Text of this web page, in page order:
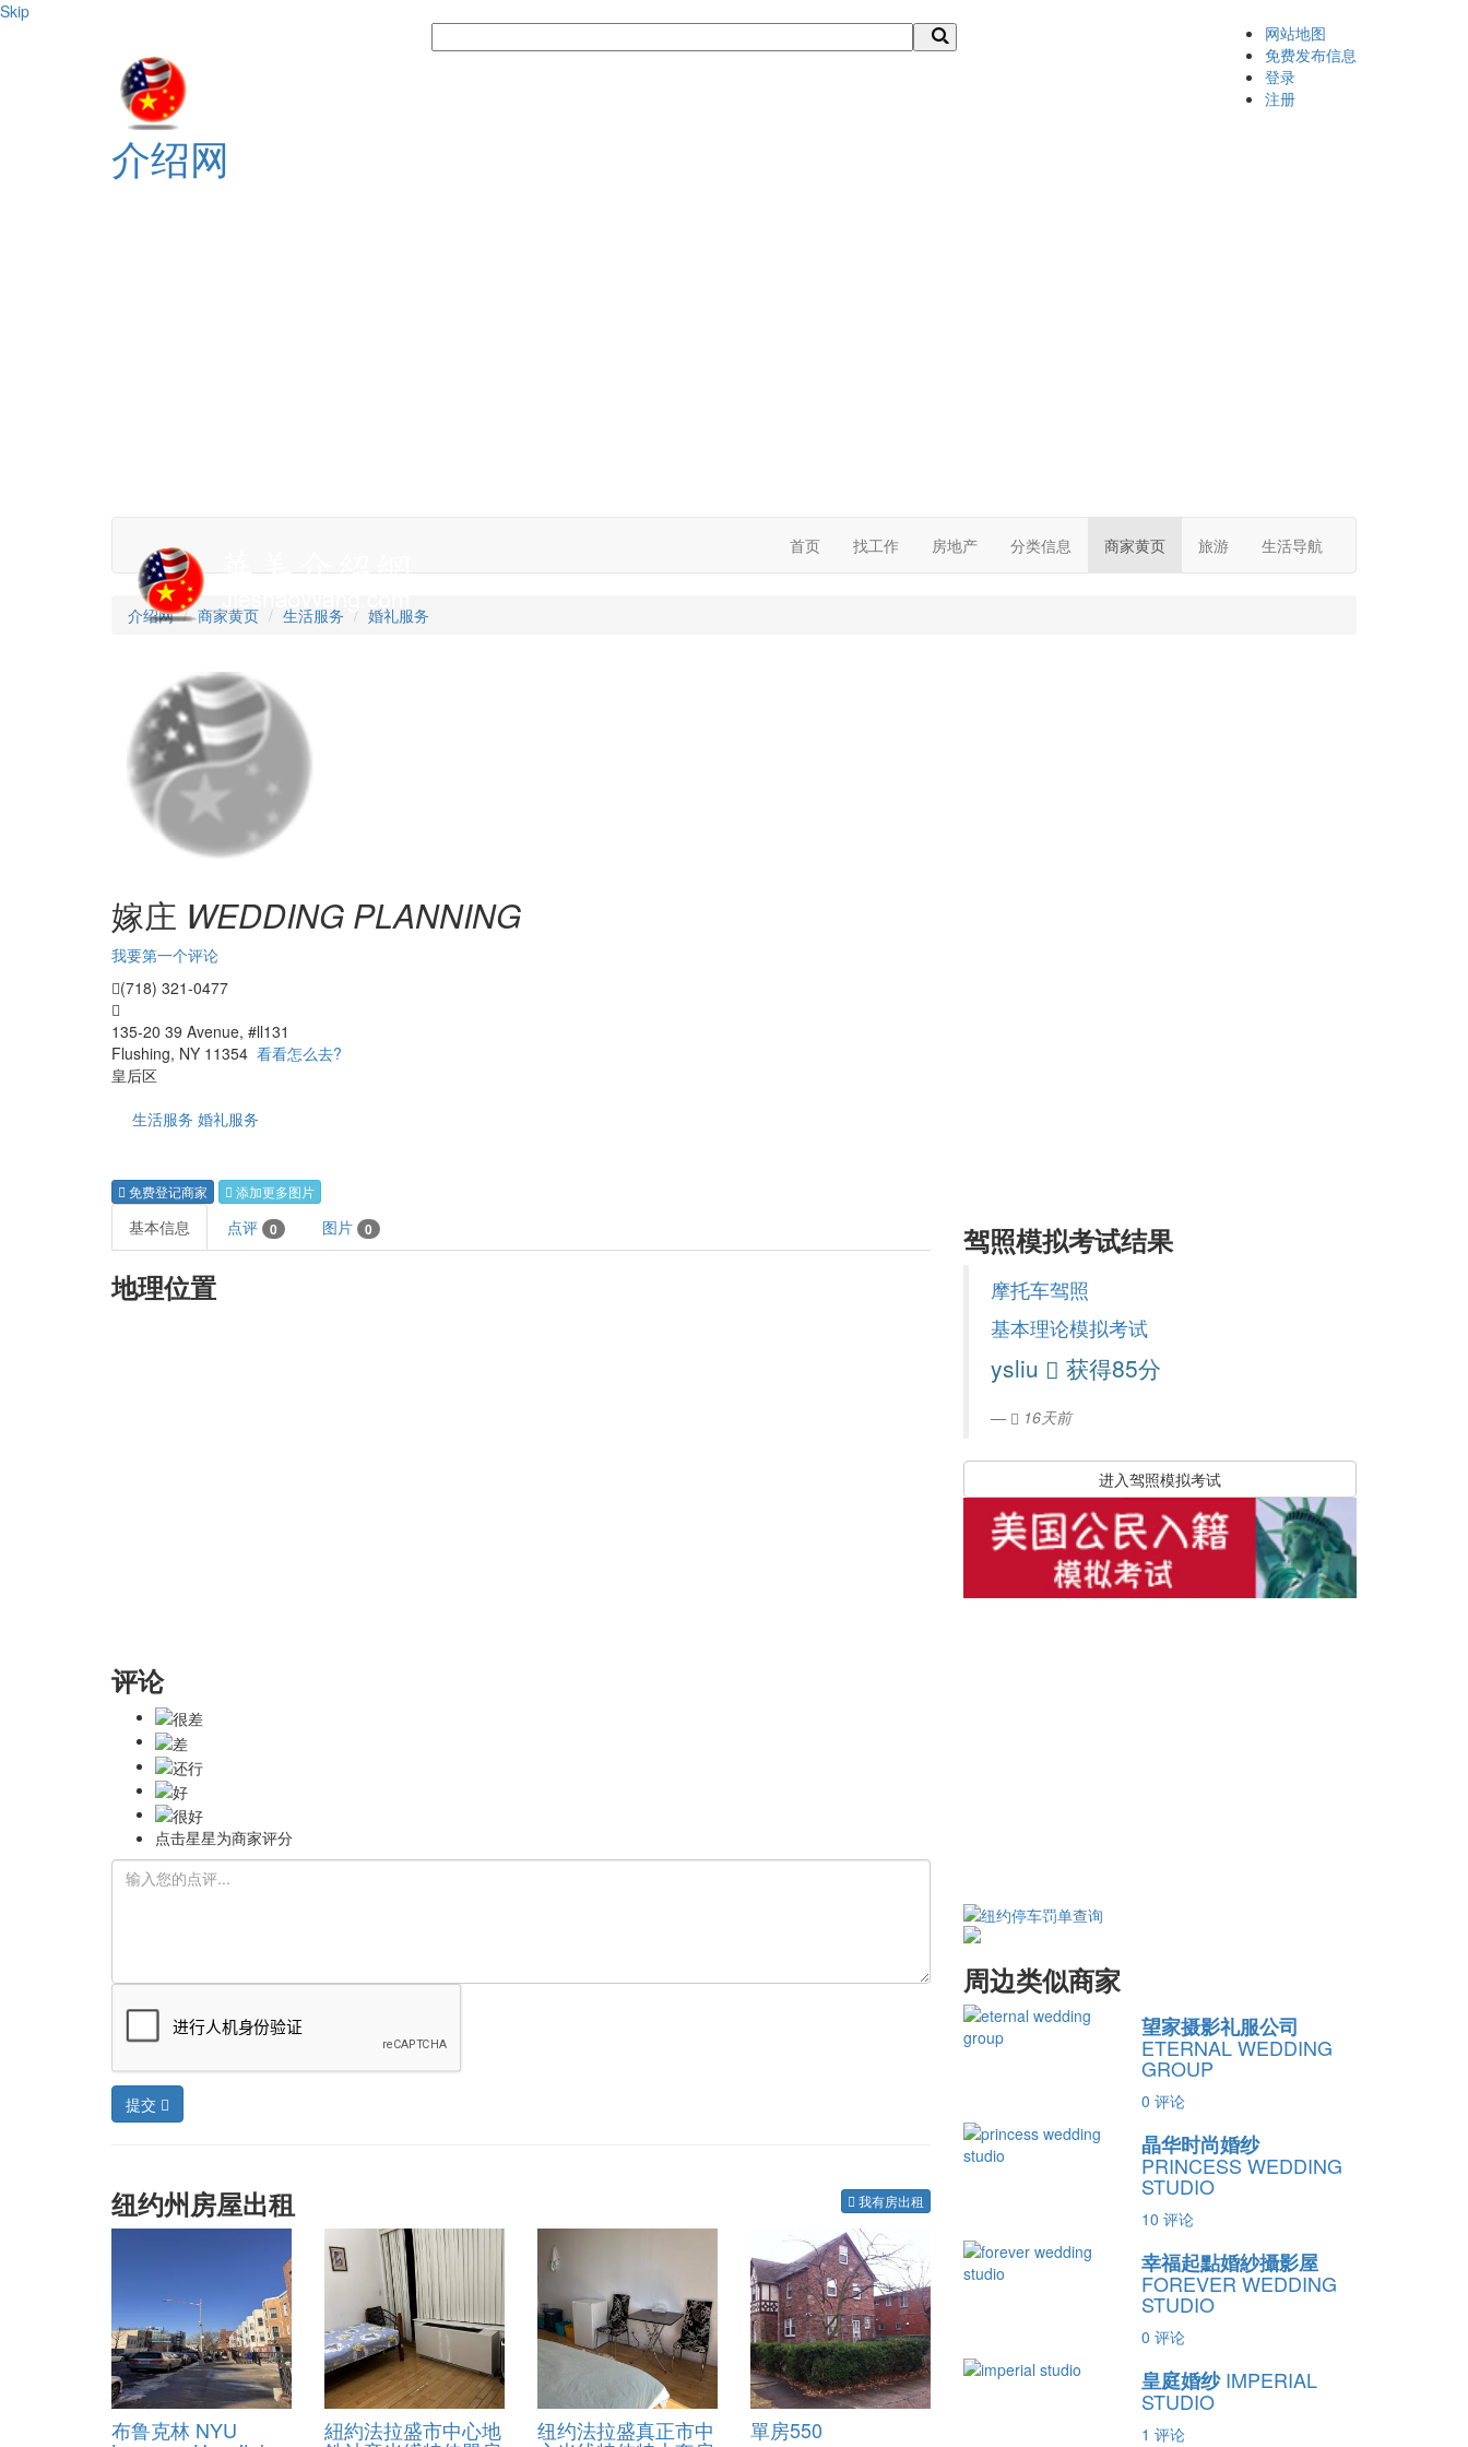
Skip
介绍网
网站地图
免费发布信息
登录
注册
首页 找工作 房地产 分类信息 商家黄页 旅游 生活导航
介绍网 商家黄页 生活服务 婚礼服务
嫁庄 WEDDING PLANNING
我要第一个评论
(718) 321-0477
135-20 39 Avenue, #ll131
Flushing, NY 11354 看看怎么去?
皇后区
生活服务 婚礼服务
免费登记商家 添加更多图片
基本信息 点评 0 图片 0
地理位置
评论
点击星星为商家评分
提交
纽约州房屋出租 我有房出租
布鲁克林 NYU 紐約法拉盛市中心地 纽约法拉盛真正市中 單房550
驾照模拟考试结果
摩托车驾照
基本理论模拟考试
ysliu 获得85分
16天前
进入驾照模拟考试
周边类似商家
望家摄影礼服公司
ETERNAL WEDDING
GROUP
0 评论
晶华时尚婚纱
PRINCESS WEDDING
STUDIO
10 评论
幸福起點婚紗攝影屋
FOREVER WEDDING
STUDIO
0 评论
皇庭婚纱IMPERIAL
STUDIO
1 评论